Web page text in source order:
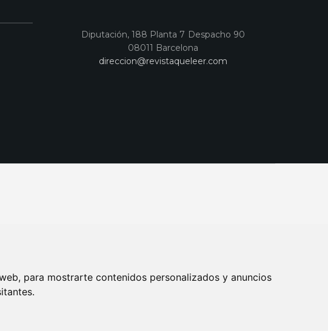
para mostrarte contenidos personalizados y anuncios
Diputación, 188 Planta 7 Despacho 90
08011 Barcelona
direccion@revistaqueleer.com
PREESTRENOS